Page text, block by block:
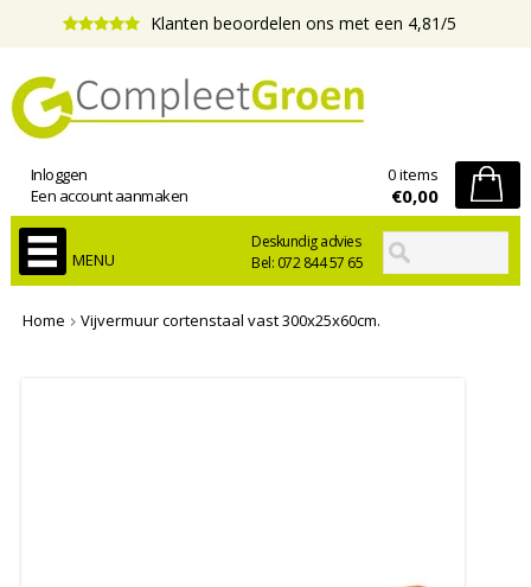
Klanten beoordelen ons met een 4,81/5
Deskundig advies
Bel: 072 844 57 65
Inloggen
Een account aanmaken
0 items
€0,00
MENU
Home Vijvermuur cortenstaal vast 300x25x60cm.